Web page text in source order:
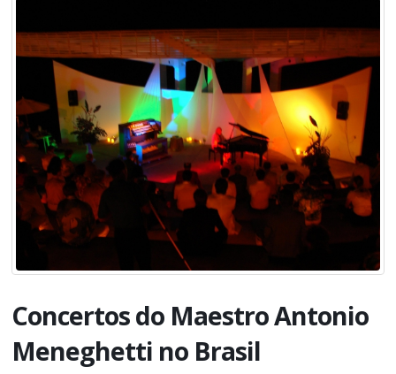
Concertos do Maestro Antonio
Meneghetti no Brasil